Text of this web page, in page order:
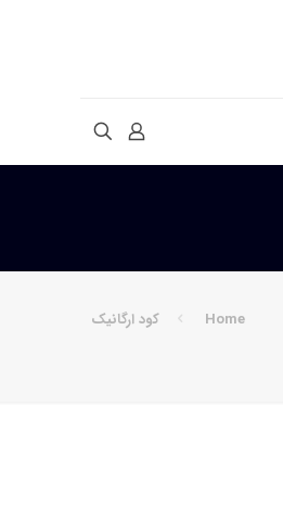
Home کود ارگانیک